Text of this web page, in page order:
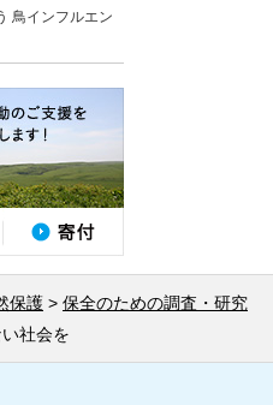
鳥インフルエン
保護
保全のための調査・研究
社会を